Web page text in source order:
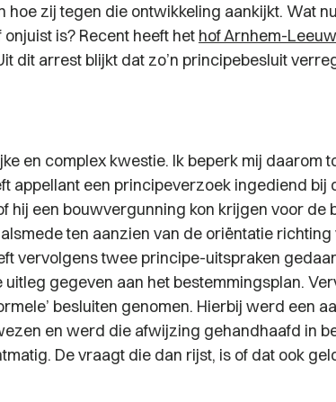
hoe zij tegen die ontwikkeling aankijkt. Wat
is? Recent heeft het hof Arnhem-
dit arrest blijkt dat zo’n principebesluit
en complex kwestie. Ik beperk mij daarom
appellant een principeverzoek ingediend bij
hij een bouwvergunning kon krijgen voor de
ten aanzien van de oriëntatie richting
vervolgens twee principe-uitspraken
uitleg gegeven aan het bestemmingsplan.
besluiten genomen. Hierbij werd een
en werd die afwijzing gehandhaafd in
De vraagt die dan rijst, is of dat ook